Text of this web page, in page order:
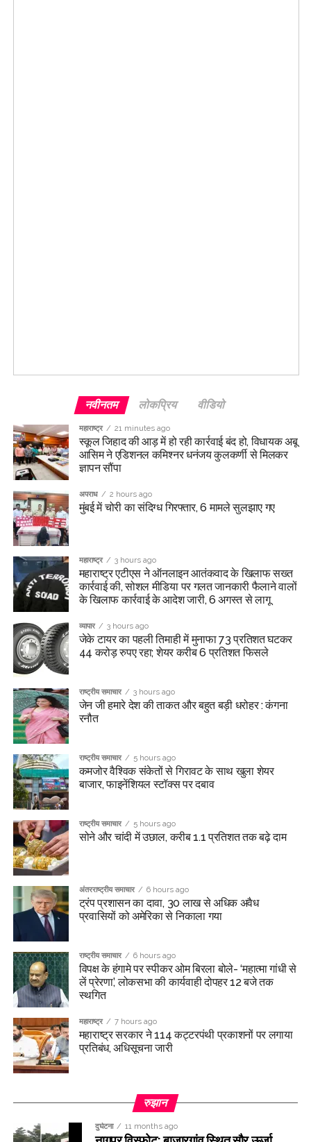
नवीनतम लोकप्रिय वीडियो
महाराष्ट्र 21 minutes ago
स्कूल जिहाद की आड़ में हो रही कार्रवाई बंद हो, विधायक अबू
आसिम ने एडिशनल कमिश्नर धनंजय कुलकर्णी से मिलकर
ज्ञापन सौंपा
अपराध 2 hours ago
मुंबई में चोरी का संदिग्ध गिरफ्तार, 6 मामले सुलझाए गए
महाराष्ट्र 3 hours ago
महाराष्ट्र एटीएस ने ऑनलाइन आतंकवाद के खिलाफ सख्त
कार्रवाई की, सोशल मीडिया पर गलत जानकारी फैलाने वालों
के खिलाफ कार्रवाई के आदेश जारी, 6 अगस्त से लागू
व्यापार 3 hours ago
जेके टायर का पहली तिमाही में मुनाफा 73 प्रतिशत घटकर
44 करोड़ रुपए रहा; शेयर करीब 6 प्रतिशत फिसले
राष्ट्रीय समाचार 3 hours ago
जेन जी हमारे देश की ताकत और बहुत बड़ी धरोहर : कंगना
रनौत
राष्ट्रीय समाचार 5 hours ago
कमजोर वैश्विक संकेतों से गिरावट के साथ खुला शेयर
बाजार, फाइनेंशियल स्टॉक्स पर दबाव
राष्ट्रीय समाचार 5 hours ago
सोने और चांदी में उछाल, करीब 1.1 प्रतिशत तक बढ़े दाम
अंतरराष्ट्रीय समाचार 6 hours ago
ट्रंप प्रशासन का दावा, 30 लाख से अधिक अवैध
प्रवासियों को अमेरिका से निकाला गया
राष्ट्रीय समाचार 6 hours ago
विपक्ष के हंगामे पर स्पीकर ओम बिरला बोले- ‘महात्मा गांधी से
लें प्रेरणा’, लोकसभा की कार्यवाही दोपहर 12 बजे तक
स्थगित
महाराष्ट्र 7 hours ago
महाराष्ट्र सरकार ने 114 कट्टरपंथी प्रकाशनों पर लगाया
प्रतिबंध, अधिसूचना जारी
रुझान
दुर्घटना 11 months ago